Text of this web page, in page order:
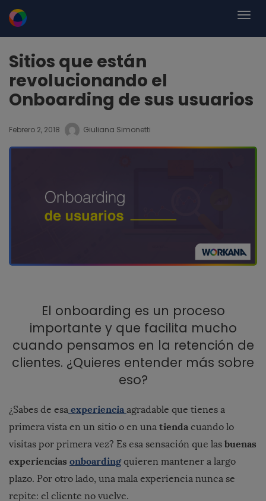
Sitios que están
revolucionando el
Onboarding de sus usuarios
Febrero 2, 2018 Giuliana Simonetti
El onboarding es un proceso
importante y que facilita mucho
cuando pensamos en la retención de
clientes. ¿Quieres entender más sobre
eso?
¿Sabes de esa experiencia agradable que tienes a
primera vista en un sitio o en una tienda cuando lo
visitas por primera vez? Es esa sensación que las buenas
experiencias onboardingquieren mantener a largo
plazo. Por otro lado, una mala experiencia nunca se
repite: el cliente no vuelve.